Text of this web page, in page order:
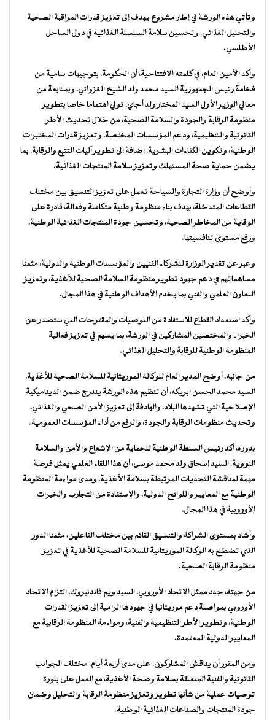
وتأتي هذه الورشة في إطار مشروع يهدف إلى تعزيز قدرات المراقبة الصحية
والتحليل الغذائي، وتحسين سلامة السلسلة الغذائية في دول الساحل
الأطلسي.
وأكد الأمين العام، في كلمته الافتتاحية، أن الحكومة، بتوجيهات سامية من
فخامة رئيس الجمهورية السيد محمد ولد الشيخ الغزواني، وبمتابعة من
معالي الوزير الأول السيد المختار ولد أجاي، تولي اهتماما خاصا بتطوير
منظومة الرقابة والجودة والسلامة الصحية، من خلال تحديث الأطر
القانونية والتنظيمية، ودعم المؤسسات المختصة، وتعزيز قدرات المختبرات
الوطنية، وتكوين الكفاءات البشرية، إضافة إلى تطوير آليات التتبع والرقابة، بما
يضمن حماية صحة المستهلك وتعزيز سلامة المنتجات الغذائية.
وأوضح أن وزارة التجارة والسياحة تعمل على تعزيز التنسيق بين مختلف
القطاعات المتدخلة، بهدف بناء منظومة وطنية متكاملة وفعالة، قادرة على
الوقاية من المخاطر الصحية، وتحسين جودة المنتجات الغذائية الوطنية،
ورفع مستوى تنافسيتها.
وعبر عن تقدير الوزارة للشركاء الفنيين والمؤسسات الوطنية والدولية، مثمنا
مساهماتهم في دعم جهود تطوير منظومة السلامة الصحية للأغذية، وتعزيز
التعاون العلمي والفني بما يخدم الأهداف الوطنية في هذا المجال.
وأكد استعداد القطاع للاستفادة من التوصيات والمقترحات التي ستصدر عن
الخبراء والمختصين المشاركين في الورشة، بما يسهم في تعزيز فعالية
المنظومة الوطنية للرقابة والتحليل الغذائي.
من جانبه، أوضح المدير العام للوكالة الموريتانية للسلامة الصحية للأغذية،
السيد محمد الحسن ابريكه، أن تنظيم هذه الورشة يندرج ضمن الديناميكية
الإصلاحية التي تشهدها البلاد، والهادفة إلى تعزيز الأمن الصحي والغذائي،
وتحديث منظومات الرقابة والجودة، والرفع من أداء المؤسسات العمومية.
بدوره، أكد رئيس السلطة الوطنية للحماية من الإشعاع والأمن والسلامة
النووية، السيد إسحاق ولد محمد موسى، أن هذا اللقاء العلمي يمثل فرصة
مهمة لمناقشة التحديات المرتبطة بسلامة الأغذية، ومدى مواءمة المنظومة
الوطنية مع المعايير واللوائح الدولية، والاستفادة من التجارب والخبرات
الأوروبية في هذا المجال.
وأشاد بمستوى الشراكة والتنسيق القائم بين مختلف الفاعلين، مثمنا الدور
الذي تضطلع به الوكالة الموريتانية للسلامة الصحية للأغذية في تعزيز
منظومة الرقابة الصحية.
من جهته، جدد ممثل الاتحاد الأوروبي، السيد ويم فاندنبروك، التزام الاتحاد
الأوروبي بمواصلة دعم موريتانيا في جهودها الرامية إلى تعزيز القدرات
الوطنية، وتطوير الأطر التنظيمية والفنية، ومواءمة المنظومة الرقابية مع
المعايير الدولية المعتمدة.
ومن المقرر أن يناقش المشاركون، على مدى أربعة أيام، مختلف الجوانب
القانونية والفنية المتعلقة بسلامة وصحة الأغذية، مع العمل على بلورة
توصيات عملية من شأنها تطوير وتعزيز منظومة الرقابة والتحليل وضمان
جودة المنتجات والصناعات الغذائية الوطنية.